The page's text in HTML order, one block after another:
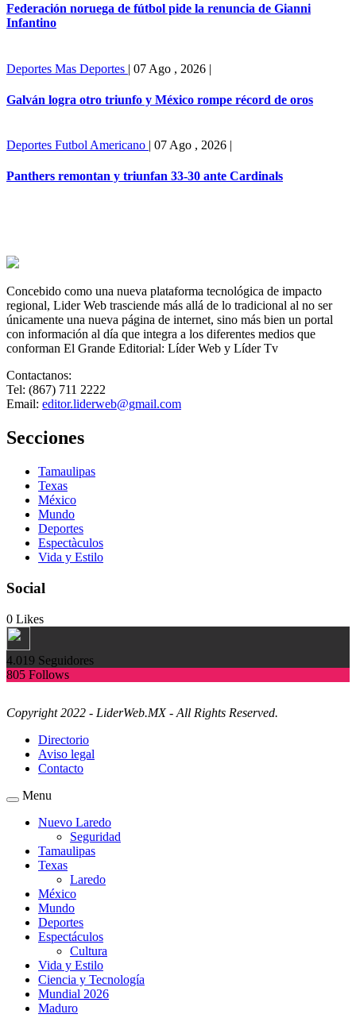
Federación noruega de fútbol pide la renuncia de Gianni
Infantino
Deportes Mas Deportes | 07 Ago , 2026 |
Galván logra otro triunfo y México rompe récord de oros
Deportes Futbol Americano | 07 Ago , 2026 |
Panthers remontan y triunfan 33-30 ante Cardinals
Concebido como una nueva plataforma tecnológica de impacto
regional, Lider Web trasciende más allá de lo tradicional al no ser
únicamente una nueva página de internet, sino más bien un portal
con información al día que integra a los diferentes medios que
conforman El Grande Editorial: Líder Web y Líder Tv
Contactanos:
Tel: (867) 711 2222
Email: editor.liderweb@gmail.com
Secciones
Tamaulipas
Texas
México
Mundo
Deportes
Espectàculos
Vida y Estilo
Social
0 Likes
4.019 Seguidores
805 Follows
Copyright 2022 - LiderWeb.MX - All Rights Reserved.
Directorio
Aviso legal
Contacto
Menu
Nuevo Laredo
Seguridad
Tamaulipas
Texas
Laredo
México
Mundo
Deportes
Espectáculos
Cultura
Vida y Estilo
Ciencia y Tecnología
Mundial 2026
Maduro